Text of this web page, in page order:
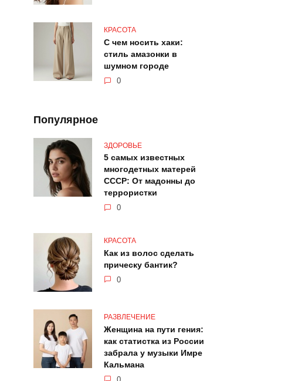
КРАСОТА
С чем носить хаки:
стиль амазонки в
шумном городе
0
Популярное
ЗДОРОВЬЕ
5 самых известных
многодетных матерей
СССР: От мадонны до
террористки
0
КРАСОТА
Как из волос сделать
прическу бантик?
0
РАЗВЛЕЧЕНИЕ
Женщина на пути гения:
как статистка из России
забрала у музыки Имре
Кальмана